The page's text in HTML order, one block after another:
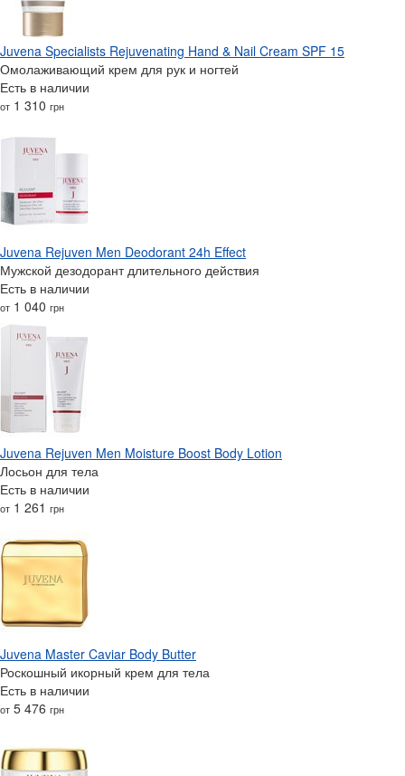
Juvena Specialists Rejuvenating Hand & Nail Cream SPF 15
Омолаживающий крем для рук и ногтей
Есть в наличии
от 1 310 грн
Juvena Rejuven Men Deodorant 24h Effect
Мужской дезодорант длительного действия
Есть в наличии
от 1 040 грн
Juvena Rejuven Men Moisture Boost Body Lotion
Лосьон для тела
Есть в наличии
от 1 261 грн
Juvena Master Caviar Body Butter
Роскошный икорный крем для тела
Есть в наличии
от 5 476 грн